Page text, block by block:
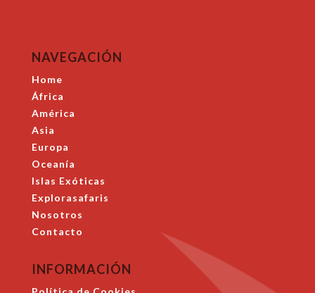
NAVEGACIÓN
Home
África
América
Asia
Europa
Oceanía
Islas Exóticas
Explorasafaris
Nosotros
Contacto
INFORMACIÓN